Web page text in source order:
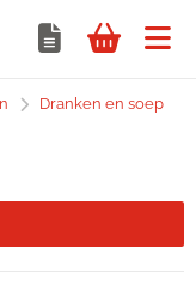
Dranken en soep